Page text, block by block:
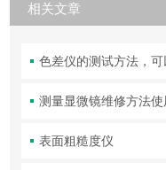
相关文章
色差仪的测试方法，
测量显微镜维修方法
表面粗糙度仪